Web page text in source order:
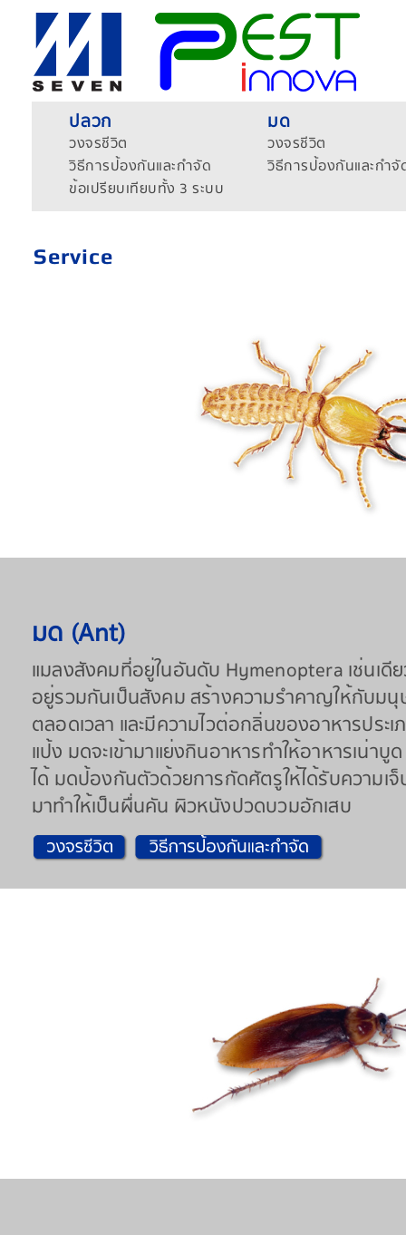
ปลวก
วงจรชีวิต
วิธีการป้องกันและกำจัด
ข้อเปรียบเทียบทั้ง 3 ระบบ
มด
วงจรชีวิต
วิธีการป้องกันและกำจั
Service
มด (Ant)
แมลงสังคมที่อยู่ในอันดับ Hymenoptera เช่นเดี
อยู่รวมกันเป็นสังคม สร้างความรำคาญให้กับม
ตลอดเวลา และมีความไวต่อกลิ่นของอาหารประเ
แป้ง มดจะเข้ามาแย่งกินอาหารทำให้อาหารเน่าบูด
ได้ มดป้องกันตัวด้วยการกัดศัตรูให้ได้รับความเ
มาทำให้เป็นผื่นคัน ผิวหนังปวดบวมอักเสบ